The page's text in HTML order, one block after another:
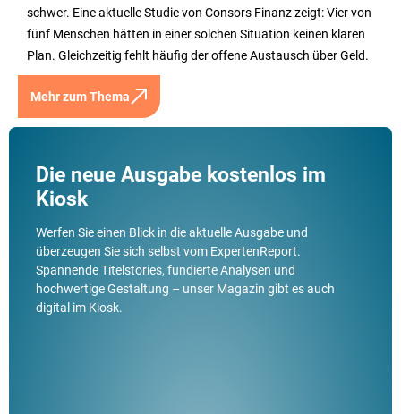
schwer. Eine aktuelle Studie von Consors Finanz zeigt: Vier von
fünf Menschen hätten in einer solchen Situation keinen klaren
Plan. Gleichzeitig fehlt häufig der offene Austausch über Geld.
Mehr zum Thema
Die neue Ausgabe kostenlos im
Kiosk
Werfen Sie einen Blick in die aktuelle Ausgabe und
überzeugen Sie sich selbst vom ExpertenReport.
Spannende Titelstories, fundierte Analysen und
hochwertige Gestaltung – unser Magazin gibt es auch
digital im Kiosk.